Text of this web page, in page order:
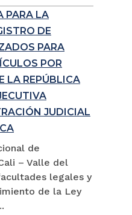
PARA LA
DE
PARA
POR
LA REPÚBLICA
JUDICIAL
de
– Valle del
legales y
de la Ley